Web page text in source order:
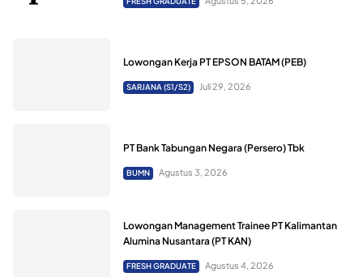
Lowongan Kerja PT EPSON BATAM (PEB)
SARJANA (S1/S2) Juli 29, 2026
PT Bank Tabungan Negara (Persero) Tbk
BUMN Agustus 3, 2026
Lowongan Management Trainee PT Kalimantan
Alumina Nusantara (PT KAN)
FRESH GRADUATE Agustus 4, 2026